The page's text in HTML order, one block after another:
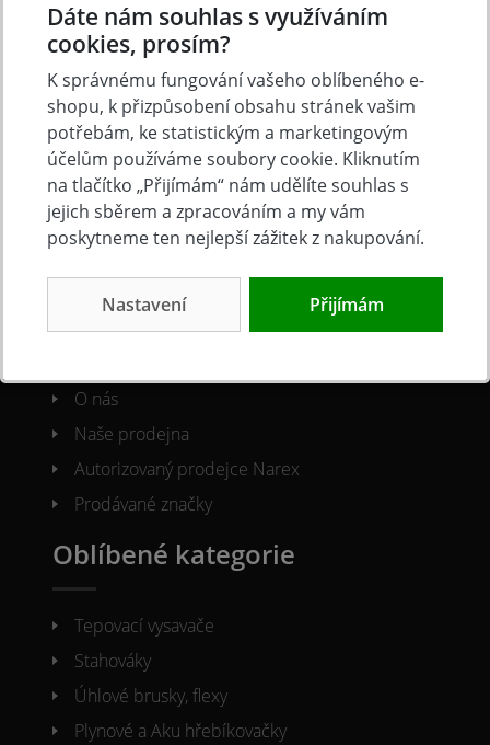
Doprava a platba
Často kladené otázky
Obchodní podmínky
Reklamacni řád
Ochrana osobních údajů
Cookies
O společnosti
O nás
Naše prodejna
Autorizovaný prodejce Narex
Prodávané značky
Oblíbené kategorie
Tepovací vysavače
Stahováky
Úhlové brusky, flexy
Plynové a Aku hřebíkovačky
Dáte nám souhlas s využíváním
cookies, prosím?
K správnému fungování vašeho oblíbeného e-
shopu, k přizpůsobení obsahu stránek vašim
potřebám, ke statistickým a marketingovým
účelům používáme soubory cookie. Kliknutím
na tlačítko „Přijímám“ nám udělíte souhlas s
jejich sběrem a zpracováním a my vám
poskytneme ten nejlepší zážitek z nakupování.
Nastavení Přijímám